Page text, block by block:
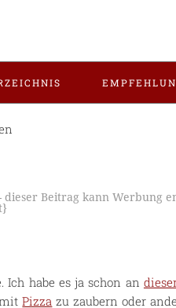
dieser Beitrag kann Werbung
Ich habe es ja schon an
Pizza zu zaubern oder